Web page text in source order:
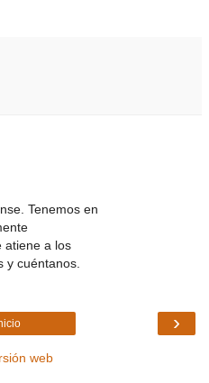
Tenemos en
atiene a los
y cuéntanos.
›
web